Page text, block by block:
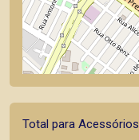
Total para Acessórios